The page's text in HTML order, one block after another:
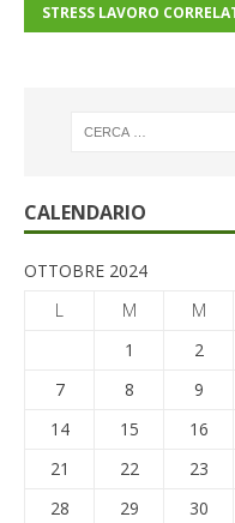
STRESS LAVORO
CALENDARIO
OTTOBRE 2024
L
M M
1
2
7
8 9
14
15 16
21
22 23
28
29 30